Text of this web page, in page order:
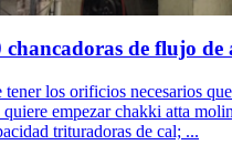
chancadoras de flujo de
tener los orificios necesarios
empezar chakki atta
trituradoras de cal; ...